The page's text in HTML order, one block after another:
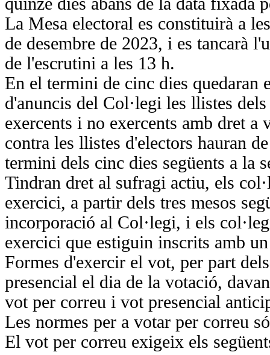
La Mesa electoral es constituirà a
de desembre de 2023, i es tancarà
de l'escrutini a les 13 h.
En el termini de cinc dies quedaran
d'anuncis del Col·legi les llistes
exercents i no exercents amb dret a
contra les llistes d'electors hauran
termini dels cinc dies següents a la
Tindran dret al sufragi actiu, els
exercici, a partir dels tres mesos
incorporació al Col·legi, i els
exercici que estiguin inscrits amb
Formes d'exercir el vot, per part
presencial el dia de la votació,
vot per correu i vot presencial
Les normes per a votar per correu
El vot per correu exigeix els